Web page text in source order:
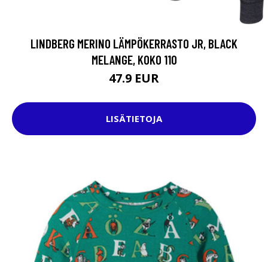
LINDBERG MERINO LÄMPÖKERRASTO JR, BLACK
MELANGE, KOKO 110
47.9 EUR
LISÄTIETOJA